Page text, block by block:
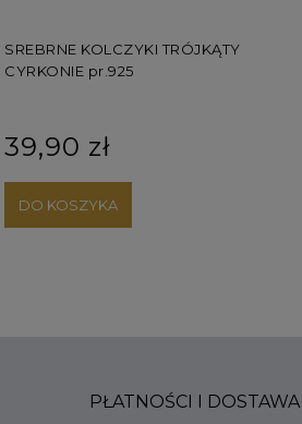
SREBRNE KOLCZYKI TRÓJKĄTY
CYRKONIE pr.925
39,90 zł
DO KOSZYKA
PŁATNOŚCI I DOSTAWA